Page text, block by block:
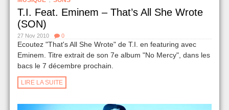
T.I. Feat. Eminem – That’s All She Wrote
(SON)
27 Nov 2010 0
Ecoutez "That's All She Wrote" de T.I. en featuring avec
Eminem. Titre extrait de son 7e album "No Mercy", dans les
bacs le 7 décembre prochain.
LIRE LA SUITE